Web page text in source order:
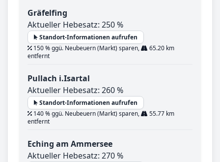
Gräfelfing
Aktueller Hebesatz: 250 %
Standort-Informationen aufrufen
150 % ggü. Neubeuern (Markt) sparen,
65.20 km
entfernt
Pullach i.Isartal
Aktueller Hebesatz: 260 %
Standort-Informationen aufrufen
140 % ggü. Neubeuern (Markt) sparen,
55.77 km
entfernt
Eching am Ammersee
Aktueller Hebesatz: 270 %